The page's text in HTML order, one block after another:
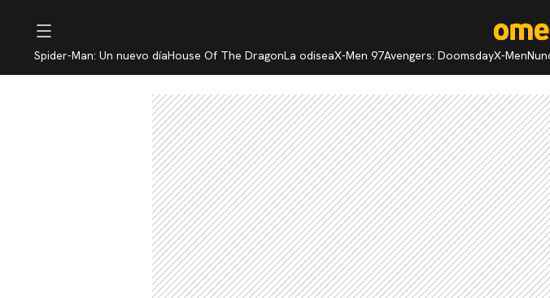
Spider-Man: Un nuevo díaHouse Of The DragonLa odiseaX-Men 97Avengers: DoomsdayX-Men